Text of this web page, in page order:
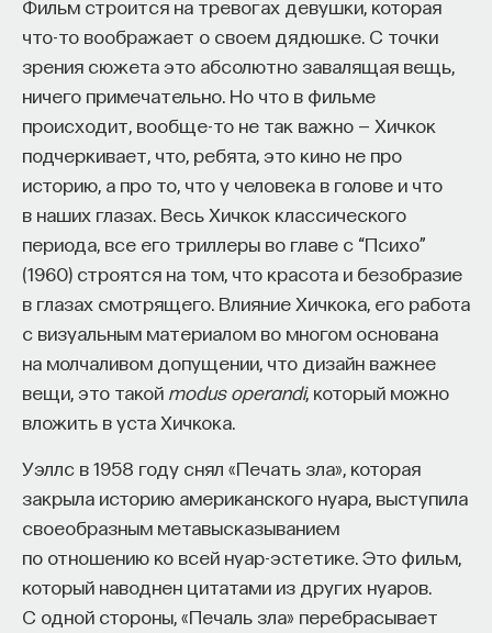
Фильм строится на тревогах девушки, которая
что-то воображает о своем дядюшке. С точки
зрения сюжета это абсолютно завалящая вещь,
ничего примечательно. Но что в фильме
происходит, вообще-то не так важно — Хичкок
подчеркивает, что, ребята, это кино не про
историю, а про то, что у человека в голове и что
в наших глазах. Весь Хичкок классического
периода, все его триллеры во главе с “Психо”
(1960) строятся на том, что красота и безобразие
в глазах смотрящего. Влияние Хичкока, его работа
с визуальным материалом во многом основана
на молчаливом допущении, что дизайн важнее
вещи, это такой modus operandi, который можно
вложить в уста Хичкока.
Уэллс в 1958 году снял «Печать зла», которая
закрыла историю американского нуара, выступила
своеобразным метавысказыванием
по отношению ко всей нуар-эстетике. Это фильм,
который наводнен цитатами из других нуаров.
С одной стороны, «Печаль зла» перебрасывает
ПАРТНЁР ПРОЕКТА
Внеси свой вклад в дело
просвещения!
смысла, которого лишено настоящее. 3.
Сверхъестественное покровительство: фигура
наставника, учителя, защитника, в обряде —
инициирующего жреца. Он помогает сделать
решающий шаг, снабжает героя амулетами,
в путешествии (архетип смысла, Мудрого Старца
или Великой Матери). 4. Преодоление первого
порога, разделяющего обыденный мир
и неизведанное пространство, вход в которое
требующее преодоления (граница, за которой
начинается спуск в глубины бессознательного). 5.
Во чреве кита — посвятительный мотив
проваливается в темное пространство,
символизирующее смерть и новое рождения
(бездна, могила, гроб, шкура или чрево тотемного
животного, материнское чрево). Завершение
инфантильной фазы: рождаясь заново, герой
готов к испытаниям.